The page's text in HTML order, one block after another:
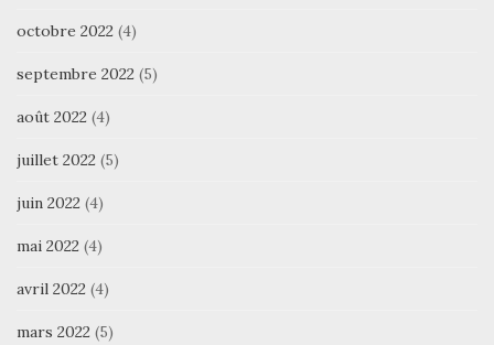
octobre 2022 (4)
septembre 2022 (5)
août 2022 (4)
juillet 2022 (5)
juin 2022 (4)
mai 2022 (4)
avril 2022 (4)
mars 2022 (5)